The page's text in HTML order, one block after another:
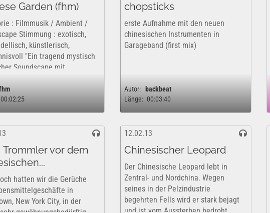
Garden (fhm)
: Filmmusik / Ambient /
Stimmung : exotisch,
künstlerisch,
"Ein tragend mystisch
Soundscape mit
bizarr fremde wie
schöne...
00:02:25
chopsticks
erste Aufnahme mit den neuen
chinesischen Instrumenten in
Garageband (first mix)
Autor:
backbeat
Länge: 00:03:40
Trommler vor dem
hatten wir die Gerüche
in
New York City, in der
12.02.13
Chinesischer Leopard
Der Chinesische Leopard lebt in
Zentral- und Nordchina. Wegen
seines in der Pelzindustrie
begehrten Fells wird er stark bejagt
und ist vom Aussterben bedroht.